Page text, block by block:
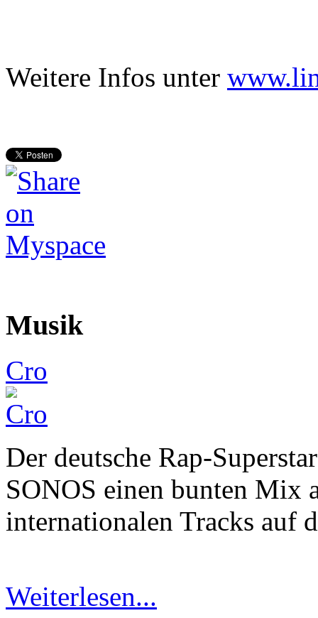
Weitere Infos unter
Musik
Cro
Der deutsche Rap-
SONOS einen bunten Mix
internationalen Tracks auf
Weiterlesen...